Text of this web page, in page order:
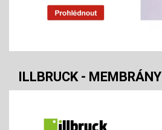
ILLBRUCK - MEMBRÁNY